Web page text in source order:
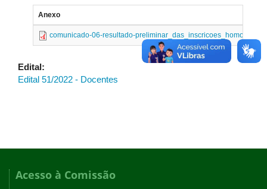
Anexo
comunicado-06-resultado-
Edital:
Edital 51/2022 - Docentes
Acesso à Comissão